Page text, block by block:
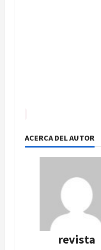
ACERCA DEL AUTOR
revista